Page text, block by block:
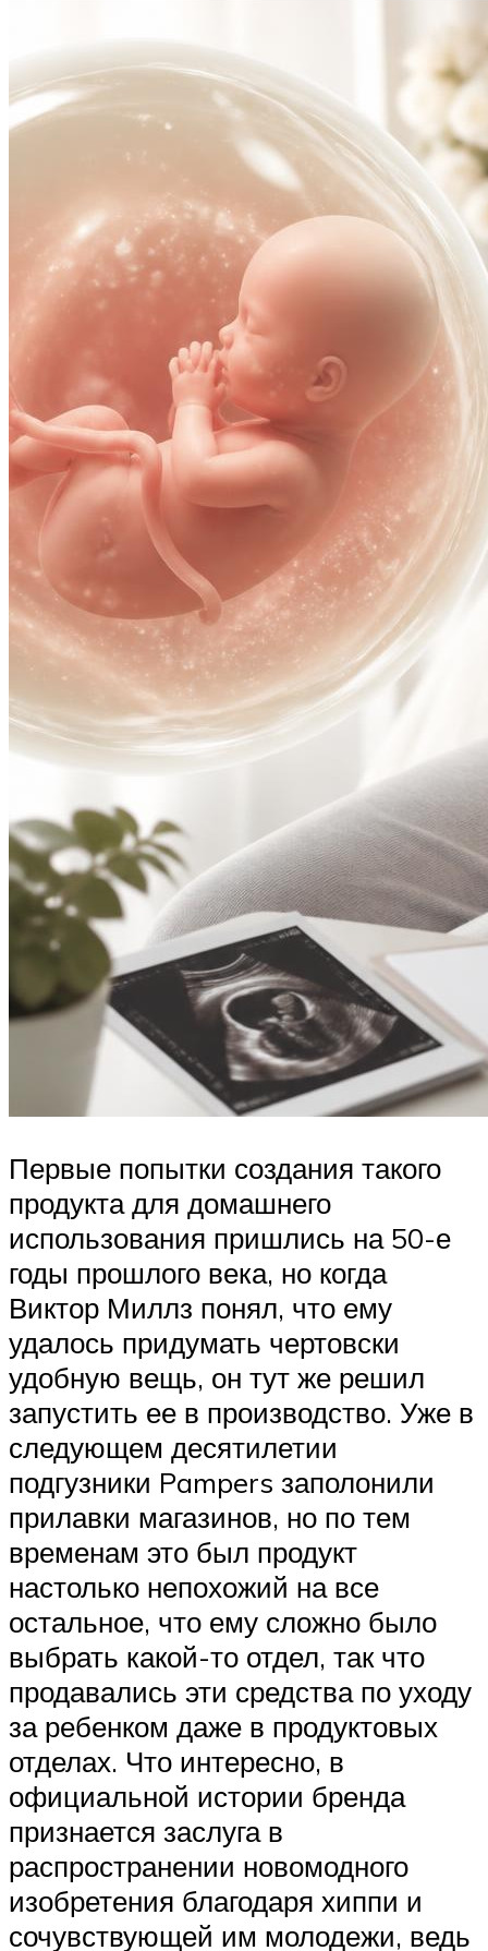
Первые попытки создания такого
продукта для домашнего
использования пришлись на 50-е
годы прошлого века, но когда
Виктор Миллз понял, что ему
удалось придумать чертовски
удобную вещь, он тут же решил
запустить ее в производство. Уже в
следующем десятилетии
подгузники Pampers заполонили
прилавки магазинов, но по тем
временам это был продукт
настолько непохожий на все
остальное, что ему сложно было
выбрать какой-то отдел, так что
продавались эти средства по уходу
за ребенком даже в продуктовых
отделах. Что интересно, в
официальной истории бренда
признается заслуга в
распространении новомодного
изобретения благодаря хиппи и
сочувствующей им молодежи, ведь